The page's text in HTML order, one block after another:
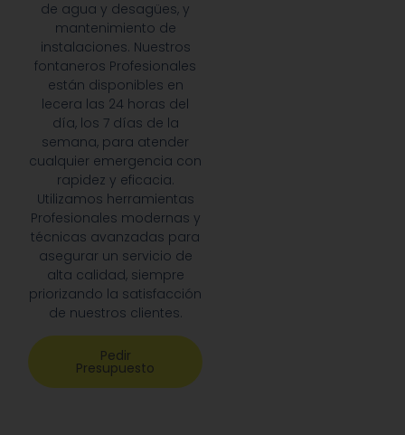
de agua y desagües, y
mantenimiento de
instalaciones. Nuestros
fontaneros Profesionales
están disponibles en
lecera las 24 horas del
día, los 7 días de la
semana, para atender
cualquier emergencia con
rapidez y eficacia.
Utilizamos herramientas
Profesionales modernas y
técnicas avanzadas para
asegurar un servicio de
alta calidad, siempre
priorizando la satisfacción
de nuestros clientes.
Pedir
Presupuesto